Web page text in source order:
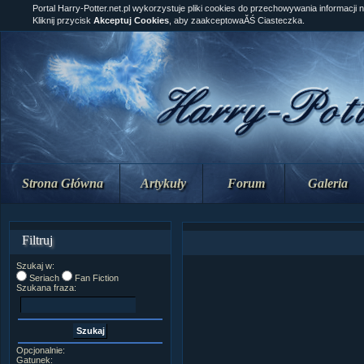
Strona Główna Artykuły Forum Galeria
Filtruj
Szukaj w:
Seriach
Fan Fiction
Szukana fraza:
Opcjonalnie:
Gatunek:
Portal Harry-Potter.net.pl wykorzystuje pliki cookies do przechowywania informacji
Kliknij przycisk Akceptuj Cookies , aby zaakceptowaĂŚ Ciasteczka.